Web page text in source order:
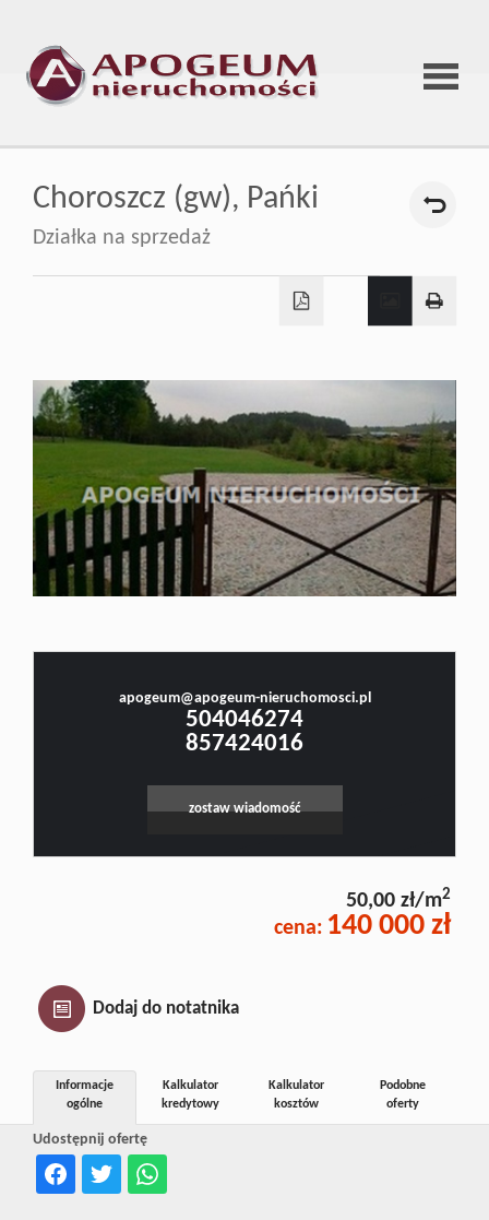
Strona
O
firmie
Oferta
Kontakt
Choroszcz (gw), Pańki
Działka na sprzedaż
apogeum@apogeum-nieruchomosci.pl
504046274
857424016
zostaw wiadomość
50,00 zł/m2
cena: 140 000 zł
Dodaj do notatnika
Udostępnij ofertę
Informacje
ogólne
Kalkulator
kredytowy
Kalkulator
kosztów
Podobne
oferty